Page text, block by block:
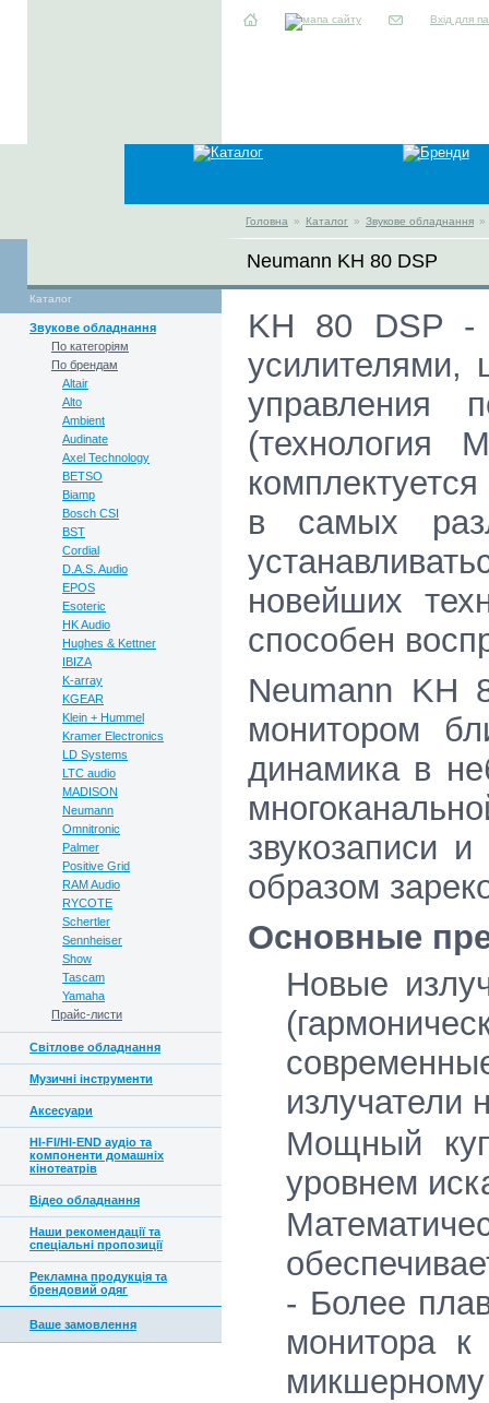
Вхід для
Головна » Каталог » Звукове обладнання »
Neumann KH 80 DSP
Каталог
Звукове обладнання
По категоріям
По брендам
Altair
Alto
Ambient
Audinate
Axel Technology
BETSO
Biamp
Bosch CSI
BST
Cordial
D.A.S. Audio
EPOS
Esoteric
HK Audio
Hughes & Kettner
IBIZA
K-array
KGEAR
Klein + Hummel
Kramer Electronics
LD Systems
LTC audio
MADISON
Neumann
Omnitronic
Palmer
Positive Grid
RAM Audio
RYCOTE
Schertler
Sennheiser
Show
Tascam
Yamaha
Прайс-листи
Світлове обладнання
Музичні інструменти
Аксесуари
HI-FI/HI-END аудіо та
компоненти домашніх
кінотеатрів
Відео обладнання
Наши рекомендації та
спеціальні пропозиції
Рекламна продукція та
брендовий одяг
Ваше замовлення
KH 80 DSP -
усилителями,
управления
(технология
в самых
новейших
способен
Neumann KH
монитором
динамика в
звукозаписи
образом
Основные
Новые
Мощный
уровнем
- Более
монитора к
микшерному